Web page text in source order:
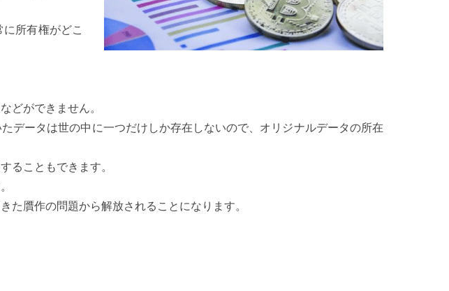
所有権がどこ
どができません。
データは世の中に一つだけしか存在しないので、オリジナルデータの所在
ることもできます。
た贋作の問題から解放されることになります。